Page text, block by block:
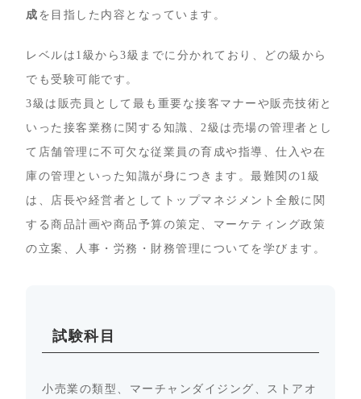
成 を目指した内容となっています。
レベルは1級から3級までに分かれており、どの級から
でも受験可能です。
3級は販売員として最も重要な接客マナーや販売技術と
いった接客業務に関する知識、2級は売場の管理者とし
て店舗管理に不可欠な従業員の育成や指導、仕入や在
庫の管理といった知識が身につきます。最難関の1級
は、店長や経営者としてトップマネジメント全般に関
する商品計画や商品予算の策定、マーケティング政策
の立案、人事・労務・財務管理についてを学びます。
試験科目
小売業の類型、マーチャンダイジング、ストアオ